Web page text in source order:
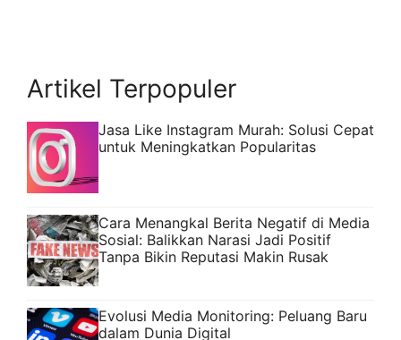
Artikel Terpopuler
Jasa Like Instagram Murah: Solusi Cepat
untuk Meningkatkan Popularitas
Cara Menangkal Berita Negatif di Media
Sosial: Balikkan Narasi Jadi Positif
Tanpa Bikin Reputasi Makin Rusak
Evolusi Media Monitoring: Peluang Baru
dalam Dunia Digital